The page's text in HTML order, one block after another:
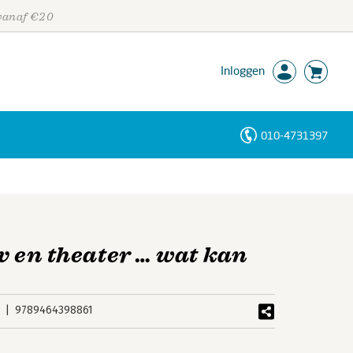
€20
Inloggen
010-4731397
en theater … wat kan
9789464398861
Personen